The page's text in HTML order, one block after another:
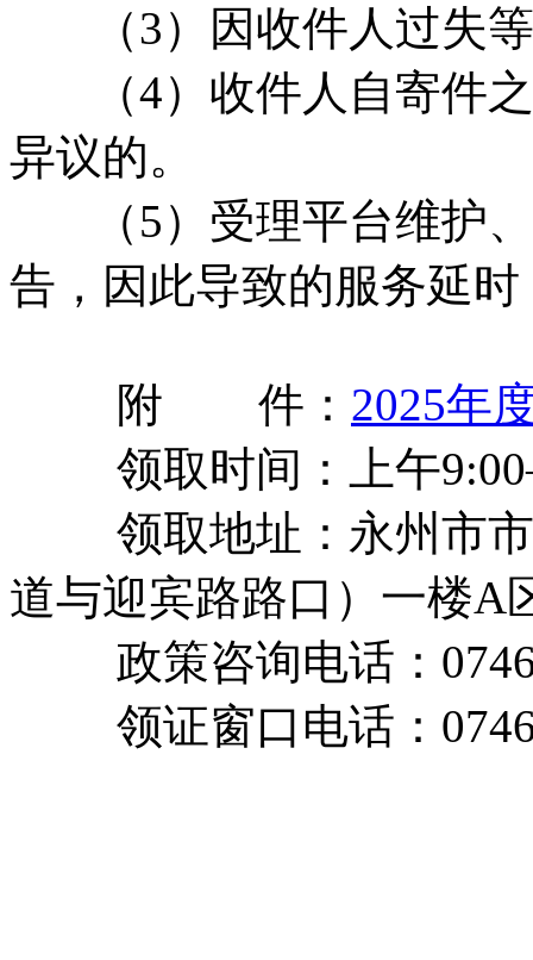
（3）因收件人过失等
（4）收件人自寄件之
异议的。
（5）受理平台维护、
告，因此导致的服务延
附 件： 2025年
领取时间：上午
领取地址：永州市市
道与迎宾路路口）一楼A
政策咨询电话：
领证窗口电话：